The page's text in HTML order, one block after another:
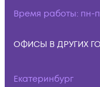
Время работы: пн-
ОФИСЫ В ДРУГИХ
Екатеринбург